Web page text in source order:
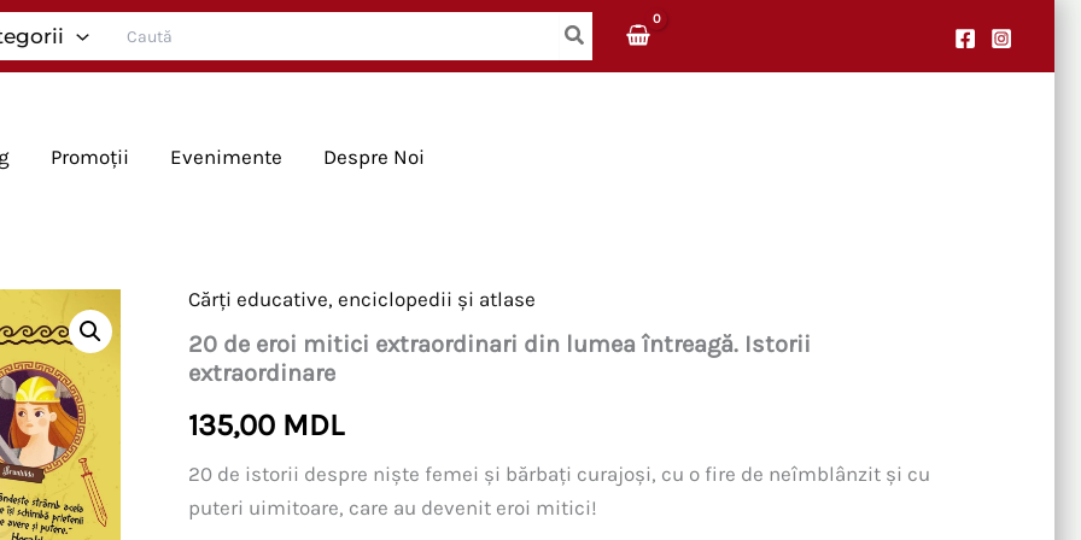
for:
Promoții Evenimente Despre Noi
Cărți educative, enciclopedii și atlase
20 de eroi mitici extraordinari din lumea întreagă. Istorii
extraordinare
135,00 MDL
20 de istorii despre niște femei și bărbați curajoși, cu o fire de neîmblânzit și cu
puteri uimitoare, care au devenit eroi mitici!